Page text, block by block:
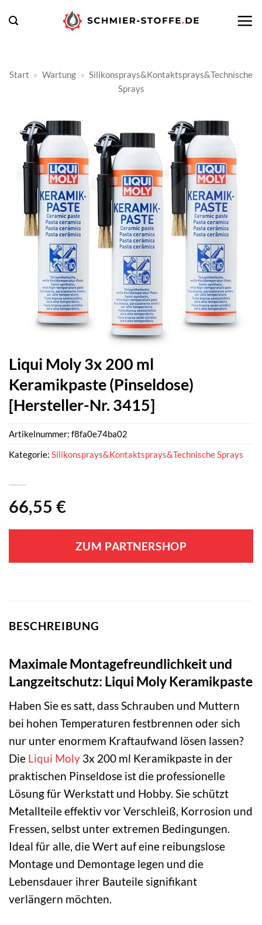
Inhalt
Start » Wartung » Silikonsprays&Kontaktsprays&Technische
Sprays
Liqui Moly 3x 200 ml
Keramikpaste (Pinseldose)
[Hersteller-Nr. 3415]
66,55 €
ZUM PARTNERSHOP
Artikelnummer: f8fa0e74ba02
Kategorie: Silikonsprays&Kontaktsprays&Technische Sprays
BESCHREIBUNG
Maximale Montagefreundlichkeit und
Langzeitschutz: Liqui Moly Keramikpaste
Haben Sie es satt, dass Schrauben und Muttern
bei hohen Temperaturen festbrennen oder sich
nur unter enormem Kraftaufwand lösen lassen?
Die Liqui Moly 3x 200 ml Keramikpaste in der
praktischen Pinseldose ist die professionelle
Lösung für Werkstatt und Hobby. Sie schützt
Metallteile effektiv vor Verschleiß, Korrosion und
Fressen, selbst unter extremen Bedingungen.
Ideal für alle, die Wert auf eine reibungslose
Montage und Demontage legen und die
Lebensdauer ihrer Bauteile signifikant
verlängern möchten.